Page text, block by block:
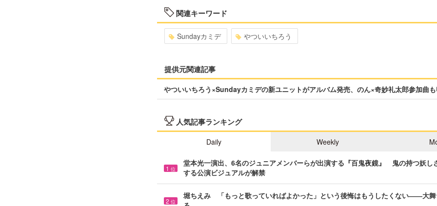
関連キーワード
Sundayカミデ やついいちろう
提供元関連記事
やついいちろう×Sundayカミデの新ユニットがアルバム発売、のん×奇妙礼太郎参加曲
人気記事ランキング
Daily Weekly
1 位
堂本光一演出、6名のジュニアメンバーらが出演する『百鬼夜鏡』 鬼の持つ妖し
する公演ビジュアルが解禁
2 位
堀ちえみ 「もっと歌っていればよかった」という後悔はもうしたくない――大舞